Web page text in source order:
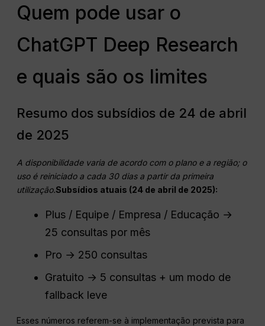
Quem pode usar o
ChatGPT Deep Research
e quais são os limites
Resumo dos subsídios de 24 de abril
de 2025
A disponibilidade varia de acordo com o plano e a região; o
uso é reiniciado a cada 30 dias a partir da primeira
utilização.Subsídios atuais (24 de abril de 2025):
Plus / Equipe / Empresa / Educação →
25 consultas por mês
Pro → 250 consultas
Gratuito → 5 consultas + um modo de
fallback leve
Esses números referem-se à implementação prevista para